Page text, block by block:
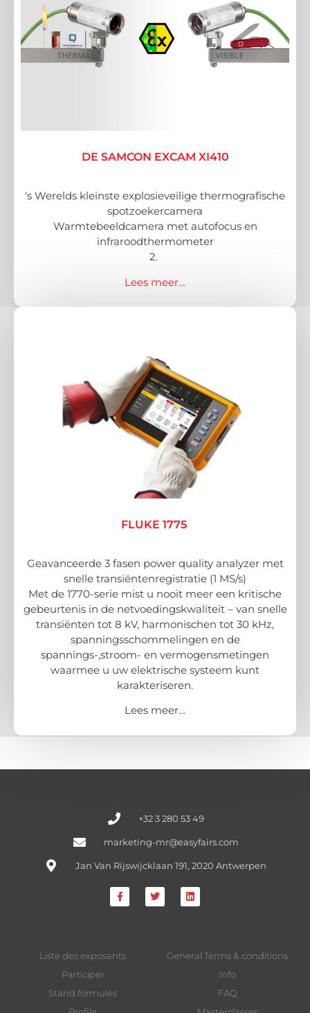
DE SAMCON EXCAM XI410
‘s Werelds kleinste explosieveilige thermografische
spotzoekercamera
Warmtebeeldcamera met autofocus en
infraroodthermometer
2.
Lees meer…
FLUKE 1775
Geavanceerde 3 fasen power quality analyzer met
snelle transiëntenregistratie (1 MS/s)
Met de 1770-serie mist u nooit meer een kritische
gebeurtenis in de netvoedingskwaliteit – van snelle
transiënten tot 8 kV, harmonischen tot 30 kHz,
spanningsschommelingen en de
spannings-,stroom- en vermogensmetingen
waarmee u uw elektrische systeem kunt
karakteriseren.
Lees meer…
+32 3 280 53 49
marketing-mr@easyfairs.com
Jan Van Rijswijcklaan 191, 2020 Antwerpen
Liste des exposants
Participer
Stand formules
General Terms & conditions
Info
FAQ